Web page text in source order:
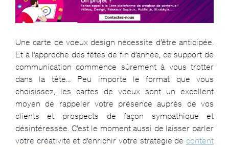
Une carte de voeux design nécessite d’être anticipée.
Et à l’approche des fêtes de fin d’année, ce support de
communication commence sûrement à vous trotter
dans la tête… Peu importe le format que vous
choisissez, les cartes de voeux sont un excellent
moyen de rappeler votre présence auprès de vos
clients et prospects de façon sympathique et
désintéressée. C’est le moment aussi de laisser parler
votre créativité et d’enrichir votre stratégie de content